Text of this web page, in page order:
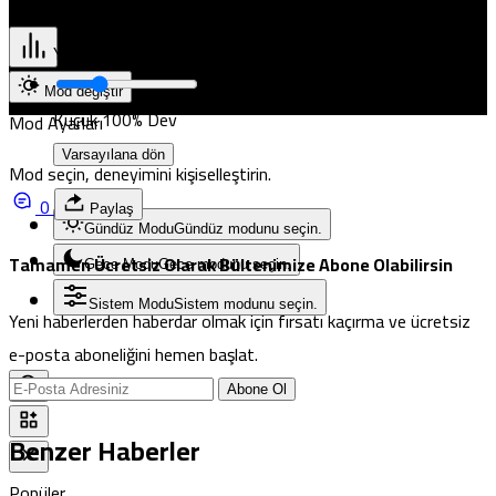
Mod değiştir
Mod Ayarları
Mod seçin, deneyimini kişiselleştirin.
Gündüz ModuGündüz modunu seçin.
Gece ModuGece modunu seçin.
Sistem ModuSistem modunu seçin.
Yazı Boyutunu Ayarla
Küçük100%Dev
Varsayılana dön
0 Paylaş
Tamamen Ücretsiz Olarak Bültenimize Abone Olabilirsin
Yeni haberlerden haberdar olmak için fırsatı kaçırma ve ücretsiz
e-posta aboneliğini hemen başlat.
Abone Ol
Benzer Haberler